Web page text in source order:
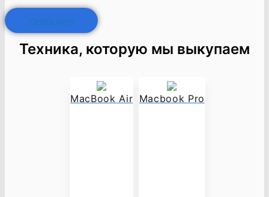
Узнать цену
Техника, которую мы выкупаем
MacBook Air Macbook Pro